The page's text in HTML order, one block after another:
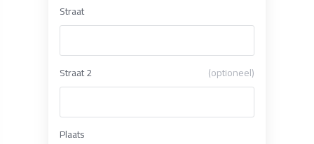
Straat
Straat 2 (optioneel)
Plaats